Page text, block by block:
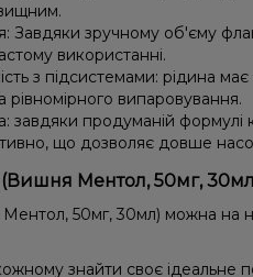
Завдяки зручному об'єму
використанні.
з підсистемами: рідина
рівномірного випаровування.
завдяки продуманій
що дозволяє довше
Ментол, 50мг,
50мг, 30мл) можна на
знайти своє ідеальне